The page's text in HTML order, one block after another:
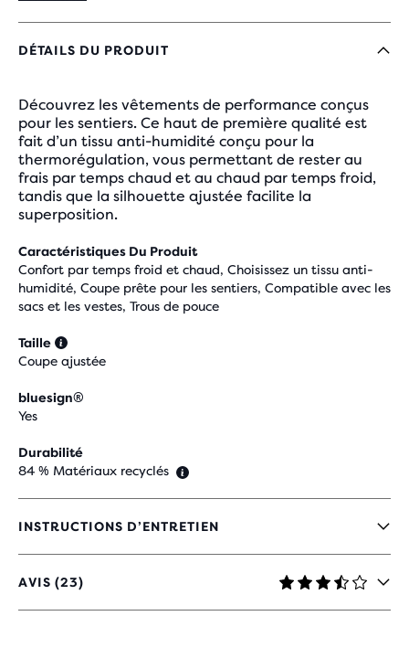
DÉTAILS DU PRODUIT
Découvrez les vêtements de performance conçus
pour les sentiers. Ce haut de première qualité est
fait d’un tissu anti-humidité conçu pour la
thermorégulation, vous permettant de rester au
frais par temps chaud et au chaud par temps froid,
tandis que la silhouette ajustée facilite la
superposition.
Caractéristiques Du Produit
Confort par temps froid et chaud, Choisissez un tissu anti-
humidité, Coupe prête pour les sentiers, Compatible avec les
sacs et les vestes, Trous de pouce
Taille
Coupe ajustée
bluesign®
Yes
Durabilité
84 % Matériaux recyclés
INSTRUCTIONS D’ENTRETIEN
AVIS (23)
3,7
SUR